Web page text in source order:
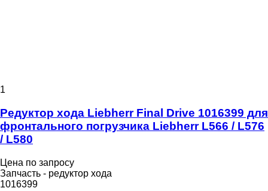
1
Редуктор хода Liebherr Final Drive 1016399 для
фронтального погрузчика Liebherr L566 / L576
/ L580
Цена по запросу
Запчасть - редуктор хода
1016399